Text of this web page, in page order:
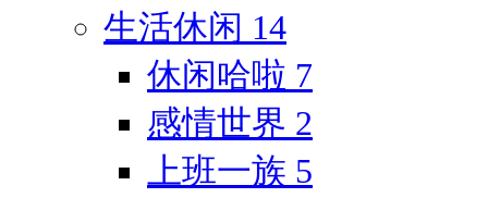
生活休闲 14
休闲哈啦 7
感情世界 2
上班一族 5